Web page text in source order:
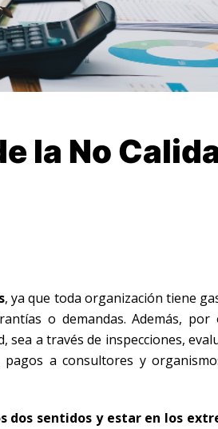
la No
, ya que toda organización tiene
o demandas. Además,
a través de inspecciones,
a consultores y
dos sentidos y estar en los